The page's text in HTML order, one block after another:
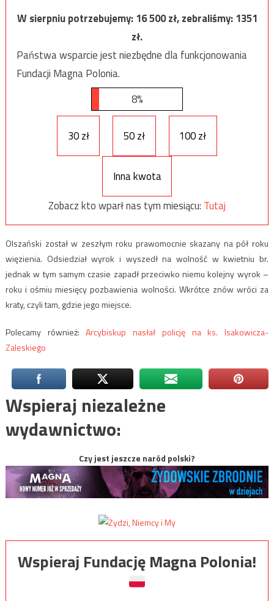
W sierpniu potrzebujemy:16 500zł, zebraliśmy:1351
zł.
Państwa wsparcie jest niezbędne dla funkcjonowania
Fundacji Magna Polonia.
8%
30 zł 50 zł 100 zł
Inna kwota
Zobacz kto wparł nas tym miesiącu: Tutaj
Olszański został w zeszłym roku prawomocnie skazany na pół roku
więzienia. Odsiedział wyrok i wyszedł na wolność w kwietniu br.
jednak w tym samym czasie zapadł przeciwko niemu kolejny wyrok –
roku i ośmiu miesięcy pozbawienia wolności. Wkrótce znów wróci za
kraty, czyli tam, gdzie jego miejsce.
Polecamy również:Arcybiskup nasłał policję na ks. Isakowicza-
Zaleskiego
Wspieraj niezależne
wydawnictwo:
Czy jest jeszcze naród polski?
Wspieraj Fundację Magna Polonia!